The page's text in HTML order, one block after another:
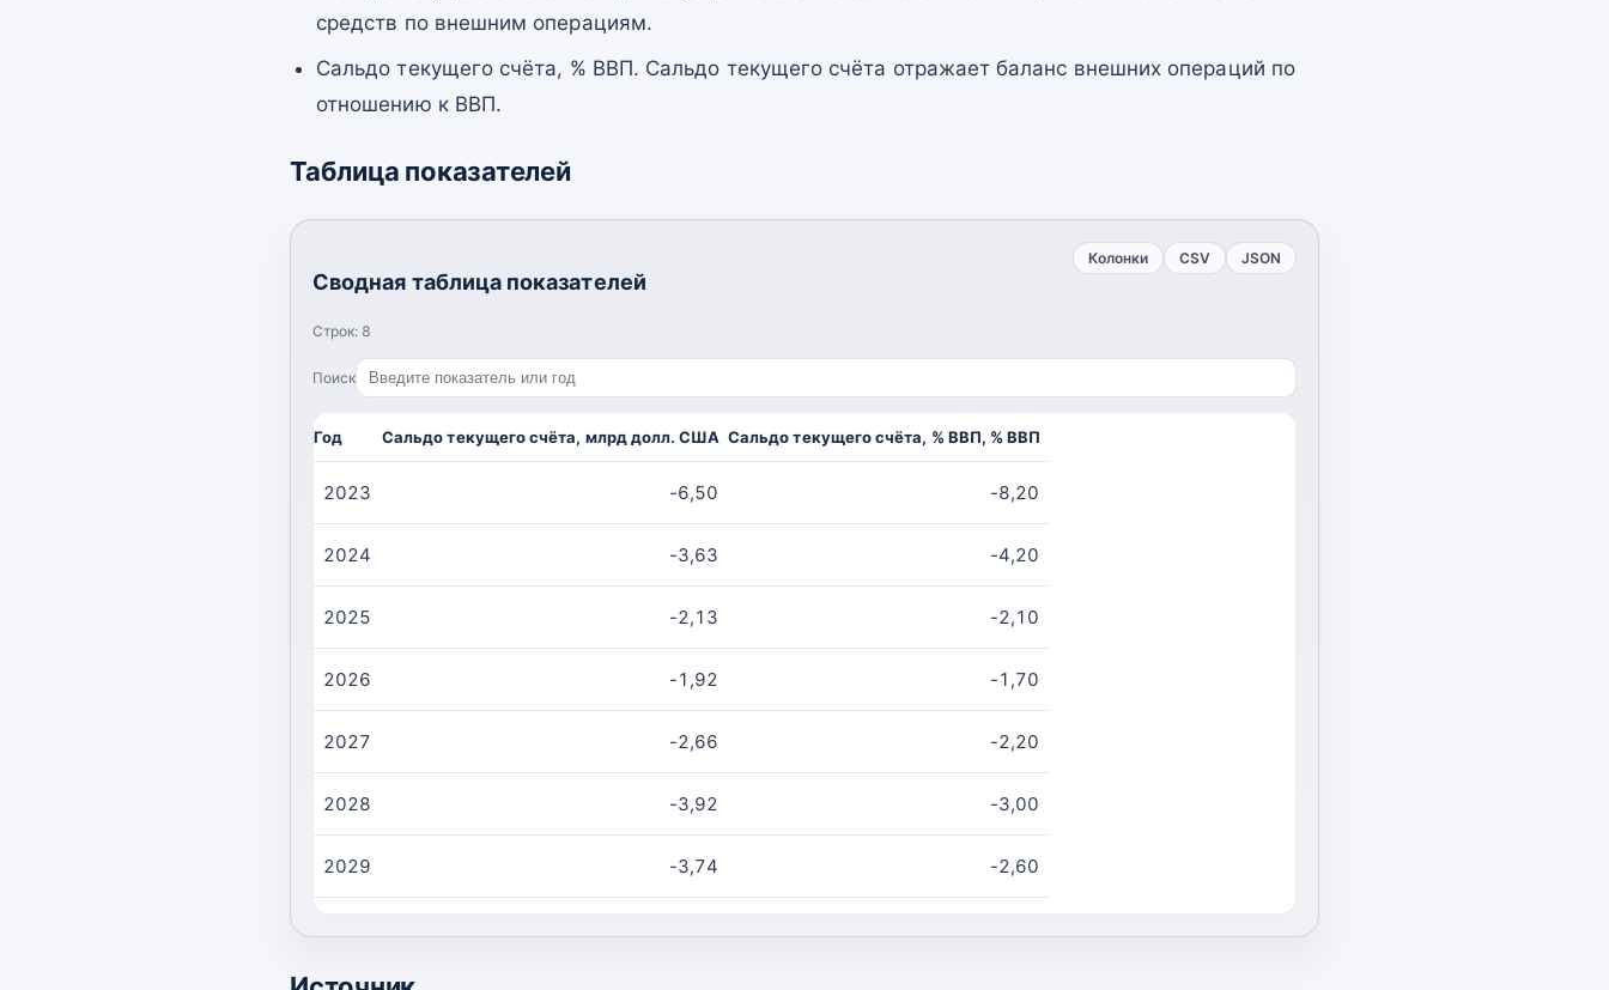
средств по внешним операциям.
Сальдо текущего счёта, % ВВП. Сальдо текущего счёта отражает баланс внешних операций по
отношению к ВВП.
Таблица показателей
Сводная таблица показателей
Строк: 8
Колонки CSV JSON
Поиск
Год Сальдо текущего счёта, млрд долл. США Сальдо текущего счёта, % ВВП, % ВВП
2023 -6,50 -8,20
2024 -3,63 -4,20
2025 -2,13 -2,10
2026 -1,92 -1,70
2027 -2,66 -2,20
2028 -3,92 -3,00
2029 -3,74 -2,60